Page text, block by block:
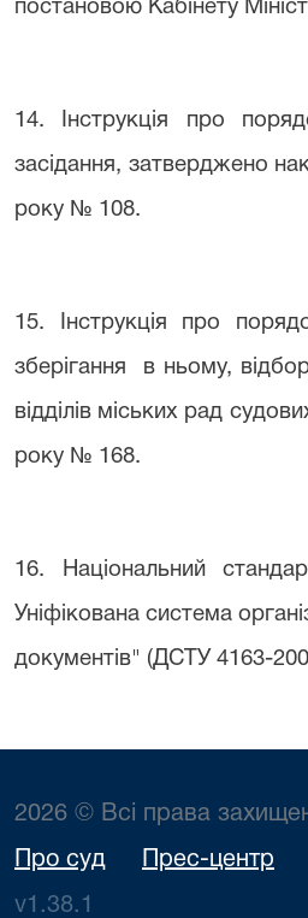
постановою Кабінету
14. Інструкція про
засідання, затверджено
року № 108.
15. Інструкція про
зберігання в ньому,
відділів міських рад
року № 168.
16. Національний
Уніфікована система
документів" (ДСТУ 4163-
2026 © Всі права
Про суд Прес-центр
v1.38.1